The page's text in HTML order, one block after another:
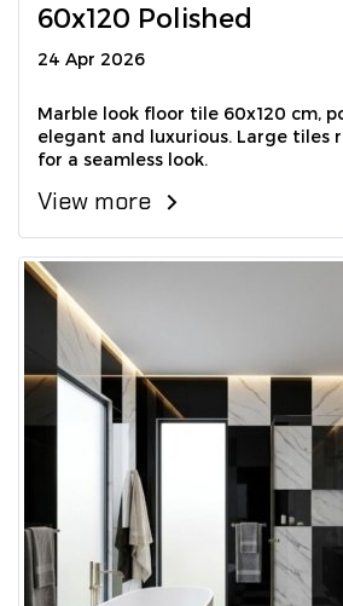
60x120 Polished
24 Apr 2026
Marble look floor tile 60x120 cm,
elegant and luxurious. Large tiles
for a seamless look.
View more